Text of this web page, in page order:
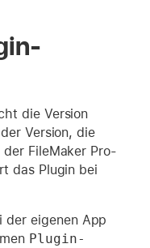
die Version
Version, die
FileMaker Pro-
das Plugin bei
der eigenen App
Plugin-